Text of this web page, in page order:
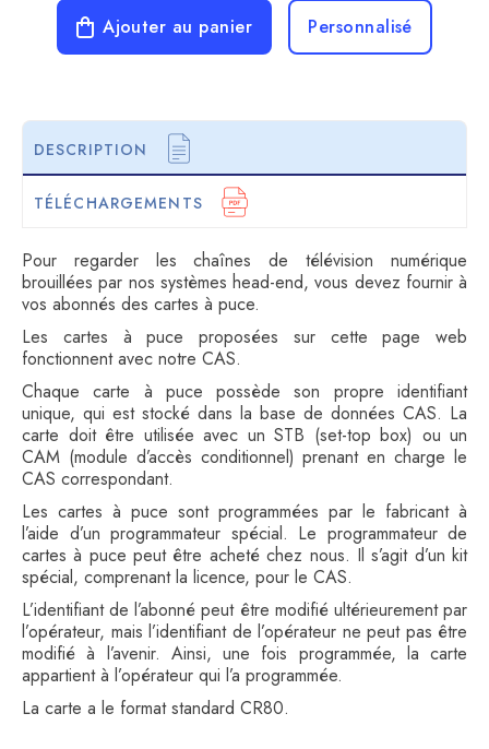
Ajouter au panier Personnalisé
DESCRIPTION
TÉLÉCHARGEMENTS
Pour regarder les chaînes de télévision numérique
brouillées par nos systèmes head-end, vous devez fournir à
vos abonnés des cartes à puce.
Les cartes à puce proposées sur cette page web
fonctionnent avec notre CAS.
Chaque carte à puce possède son propre identifiant
unique, qui est stocké dans la base de données CAS. La
carte doit être utilisée avec un STB (set-top box) ou un
CAM (module d’accès conditionnel) prenant en charge le
CAS correspondant.
Les cartes à puce sont programmées par le fabricant à
l’aide d’un programmateur spécial. Le programmateur de
cartes à puce peut être acheté chez nous. Il s’agit d’un kit
spécial, comprenant la licence, pour le CAS.
L’identifiant de l’abonné peut être modifié ultérieurement par
l’opérateur, mais l’identifiant de l’opérateur ne peut pas être
modifié à l’avenir. Ainsi, une fois programmée, la carte
appartient à l’opérateur qui l’a programmée.
La carte a le format standard CR80.